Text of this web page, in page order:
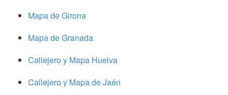
Mapa de Girona
Mapa de Granada
Callejero y Mapa Huelva
Callejero y Mapa de Jaén